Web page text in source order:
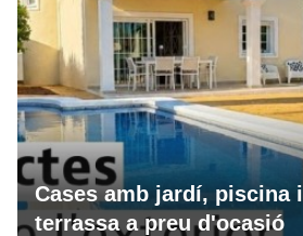
Cases amb jardí, piscina i
terrassa a preu d'ocasió